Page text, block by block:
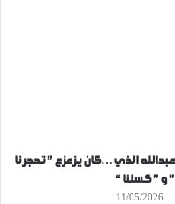
عبدالله الذي…كان يزعزع ” تحجرنا
” و ” كسلنا “
11/05/2026